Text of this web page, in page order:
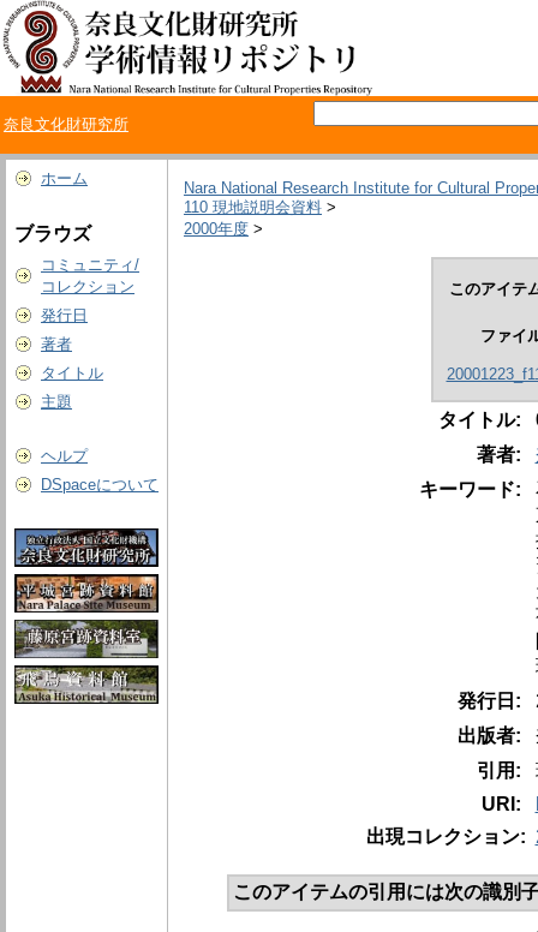
奈良文化財研究所
ホーム
ブラウズ
コミュニティ/
コレクション
発行日
著者
タイトル
主題
ヘルプ
DSpaceについて
Nara National Research Institute for Cultural
110 現地説明会資料 >
2000年度 >
このアイテ
ファイ
タイトル:
著者:
キーワード:
発行日:
出版者:
引用:
URI:
出現コレクション:
このアイテムの引用には次の識別